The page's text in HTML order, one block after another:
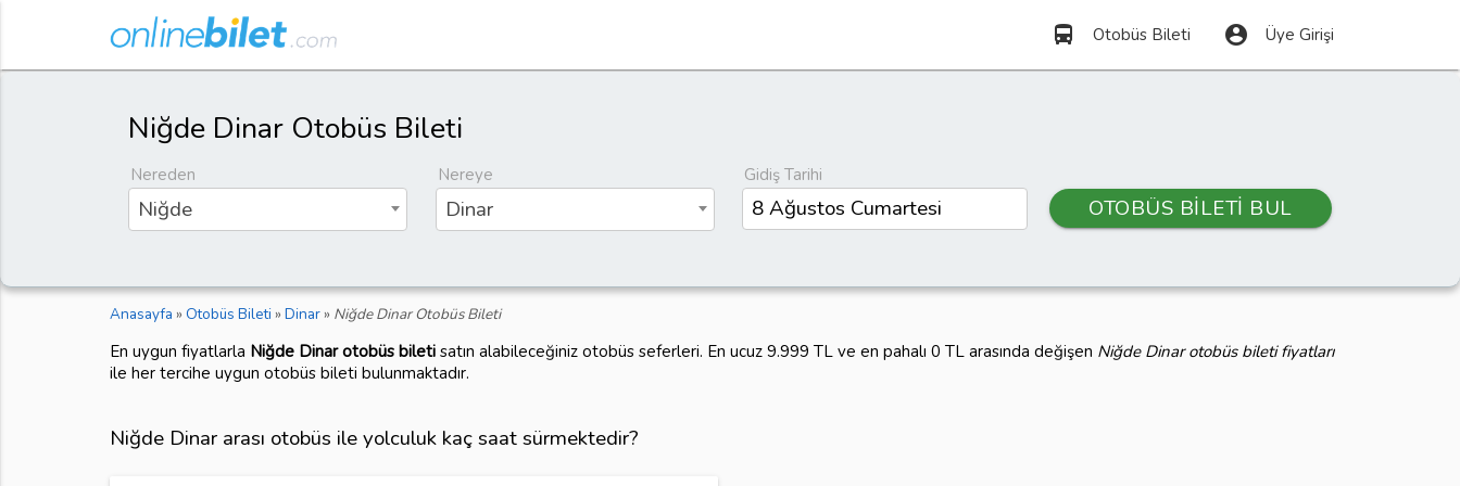
directions_bus Otobüs Bileti account_circle Üye Girişi
Niğde Dinar Otobüs Bileti
Nereden
Niğde
Nereye
Dinar
Gidiş Tarihi
OTOBÜS BİLETİ BUL
Anasayfa » Otobüs Bileti » Dinar» Niğde Dinar Otobüs Bileti
En uygun fiyatlarla Niğde Dinar otobüs biletisatın alabileceğiniz otobüs seferleri. En ucuz 9.999 TL ve en pahalı 0 TL arasında değişen Niğde Dinar otobüs bileti fiyatları
ile her tercihe uygun otobüs bileti bulunmaktadır.
Niğde Dinar arası otobüs ile yolculuk kaç saat sürmektedir?